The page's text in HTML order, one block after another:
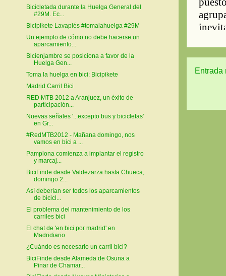
Entrada
Bicicletada durante la Huelga General del
#29M. Ec...
Bicipikete Lavapiés #tomalahuelga #29M
Un ejemplo de cómo no debe hacerse un
aparcamiento...
Bicienjambre se posiciona a favor de la
Huelga Gen...
Toma la huelga en bici: Bicipikete
Madrid Carril Bici
RED MTB 2012 a Aranjuez, un éxito de
participación...
Nuevas señales '...excepto bus y bicicletas'
en Gr...
#RedMTB2012 - Mañana domingo, nos
vamos en bici a ...
Pamplona comienza a implantar el registro
y marcaj...
BiciFinde desde Valdezarza hasta Chueca,
domingo 2...
Así deberían ser todos los aparcamientos
de bicicl...
El problema del mantenimiento de los
carriles bici
El chat de 'en bici por madrid' en
Madridiario
¿Cuándo es necesario un carril bici?
BiciFinde desde Alameda de Osuna a
Pinar de Chamar...